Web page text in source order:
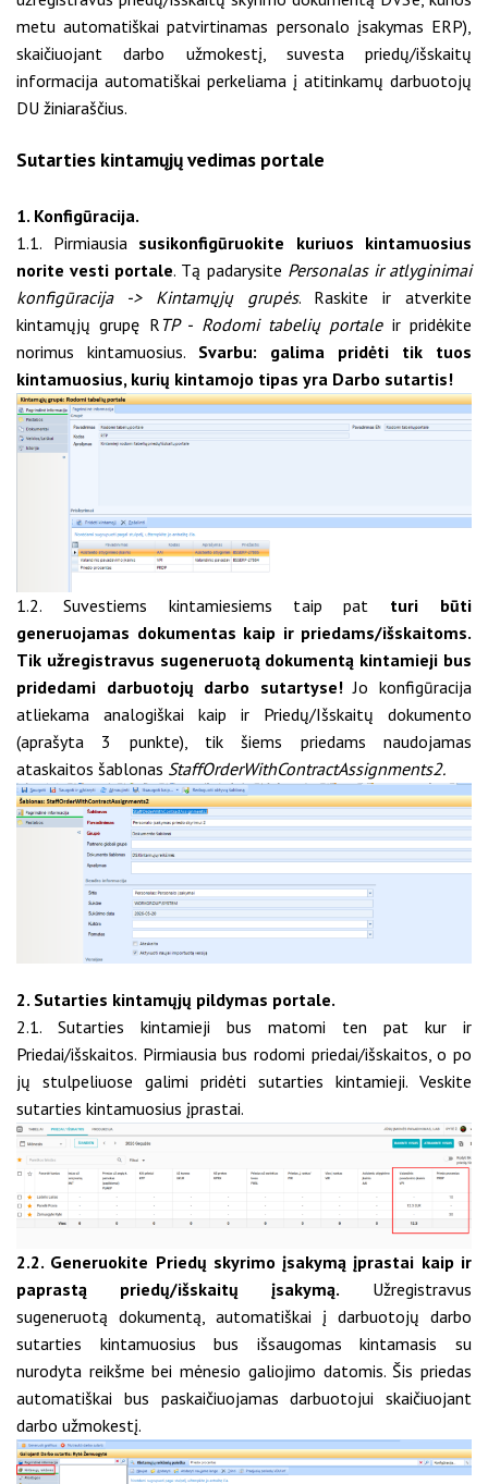
metu automatiškai patvirtinamas personalo įsakymas ERP),
skaičiuojant darbo užmokestį, suvesta priedų/išskaitų
informacija automatiškai perkeliama į atitinkamų darbuotojų
DU žiniaraščius.
Sutarties kintamųjų vedimas portale
1. Konfigūracija.
1.1. Pirmiausia susikonfigūruokite kuriuos kintamuosius
norite vesti portale. Tą padarysite Personalas ir atlyginimai
konfigūracija -> Kintamųjų grupės. Raskite ir atverkite
kintamųjų grupę RTP - Rodomi tabelių portaleir pridėkite
norimus kintamuosius. Svarbu: galima pridėti tik tuos
kintamuosius, kurių kintamojo tipas yra Darbo sutartis!
1.2. Suvestiems kintamiesiems taip pat turi būti
generuojamas dokumentas kaip ir priedams/išskaitoms.
Tik užregistravus sugeneruotą dokumentą kintamieji bus
pridedami darbuotojų darbo sutartyse!Jo konfigūracija
atliekama analogiškai kaip ir Priedų/Išskaitų dokumento
(aprašyta 3 punkte), tik šiems priedams naudojamas
ataskaitos šablonas StaffOrderWithContractAssignments2.
2. Sutarties kintamųjų pildymas portale.
2.1. Sutarties kintamieji bus matomi ten pat kur ir
Priedai/išskaitos. Pirmiausia bus rodomi priedai/išskaitos, o po
jų stulpeliuose galimi pridėti sutarties kintamieji. Veskite
sutarties kintamuosius įprastai.
2.2. Generuokite Priedų skyrimo įsakymą įprastai kaip ir
paprastą priedų/išskaitų įsakymą. Užregistravus
sugeneruotą dokumentą, automatiškai į darbuotojų darbo
sutarties kintamuosius bus išsaugomas kintamasis su
nurodyta reikšme bei mėnesio galiojimo datomis. Šis priedas
automatiškai bus paskaičiuojamas darbuotojui skaičiuojant
darbo užmokestį.